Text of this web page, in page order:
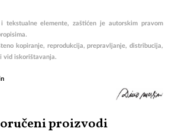
tekstualne elemente, zaštićen je autorskim pravom
kopiranje, reprodukcija, prepravljanje, distribucija,
vid iskorištavanja.
proizvodi